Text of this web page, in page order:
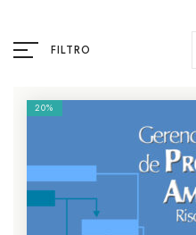
FILTRO
20%